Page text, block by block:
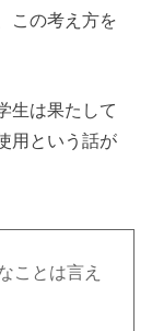
この考え方を
生は果たして
用という話が
ことは言え